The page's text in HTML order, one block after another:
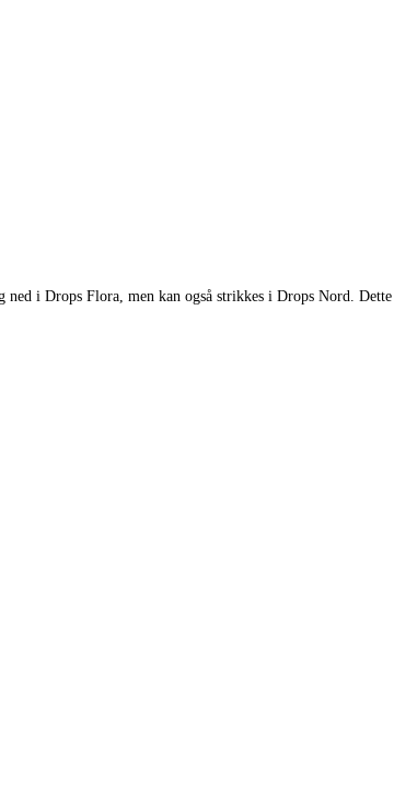
ned i Drops Flora, men kan også strikkes i Drops Nord.